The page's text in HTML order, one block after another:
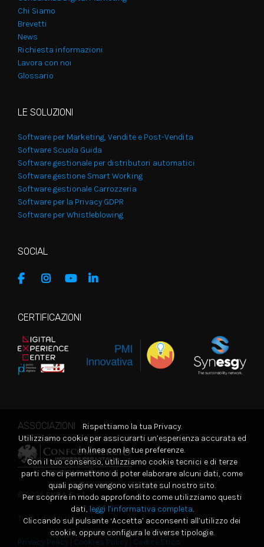
Chi Siamo
Brevetti
News
Richiesta informazioni
Lavora con noi
Glossario
LE SOLUZIONI
Software per Marketing, Vendite e Post-Vendita
Software Scuola Guida
Software gestionale per distributori automatici
Software gestione Smart Working
Software gestionale Carrozzeria
Software per la Privacy GDPR
Software per Whistleblowing
SOCIAL
CERTIFICAZIONI
ASSOCIAZIONI
© 2026EKRA S.r.l.
Tutti i diritti riservati
Privacy Policy Cookies Policy Codice Etico
Rispettiamo la tua Privacy.
Utilizziamo cookie per assicurarti un’esperienza accurata ed
in linea con le tue preferenze.
Con il tuo consenso, utilizziamo cookie tecnici e di terze
parti che ci permettono di poter elaborare alcuni dati, come
quali pagine vengono visitate sul nostro sito.
Per scoprire in modo approfondito come utilizziamo questi
dati, leggi l’informativa completa.
Cliccando sul pulsante ‘Accetta’ acconsenti all’utilizzo dei
cookie, oppure configura le diverse tipologie.